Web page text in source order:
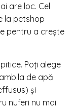
are loc. Cel
la petshop
pentru a creşte
Poţi alege
de apă
) şi
nuferi nu mai